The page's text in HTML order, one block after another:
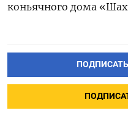
коньячного дома